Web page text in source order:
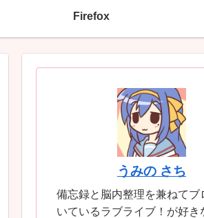
Firefox
うみの さち
備忘録と脳内整理を兼ねてブ
いているラブライブ！が好き